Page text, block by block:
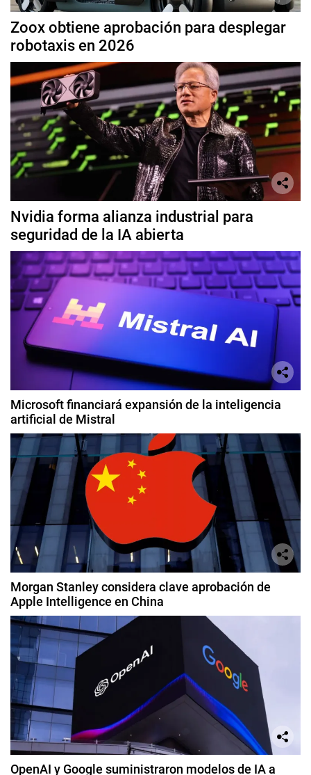
Zoox obtiene aprobación para desplegar
robotaxis en 2026
Nvidia forma alianza industrial para
seguridad de la IA abierta
Microsoft financiará expansión de la inteligencia
artificial de Mistral
Morgan Stanley considera clave aprobación de
Apple Intelligence en China
OpenAI y Google suministraron modelos de IA a